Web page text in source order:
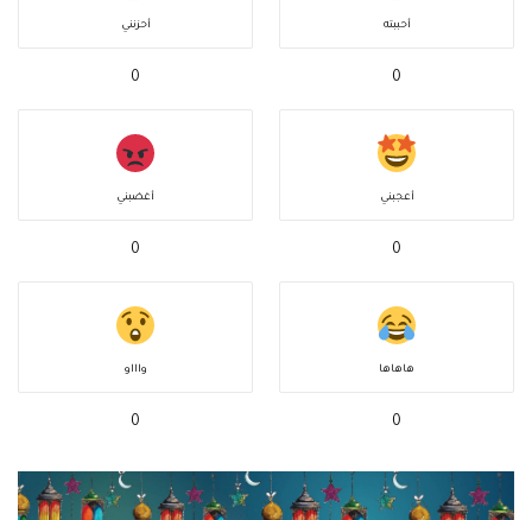
أحببته
0
أحزنني
0
أعجبني
0
أغضبني
0
هاهاها
0
واااو
0